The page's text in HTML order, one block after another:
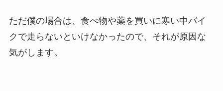
ただ僕の場合は、食べ物や薬を買いに寒い中バイ
クで走らないといけなかったので、それが原因な
気がします。